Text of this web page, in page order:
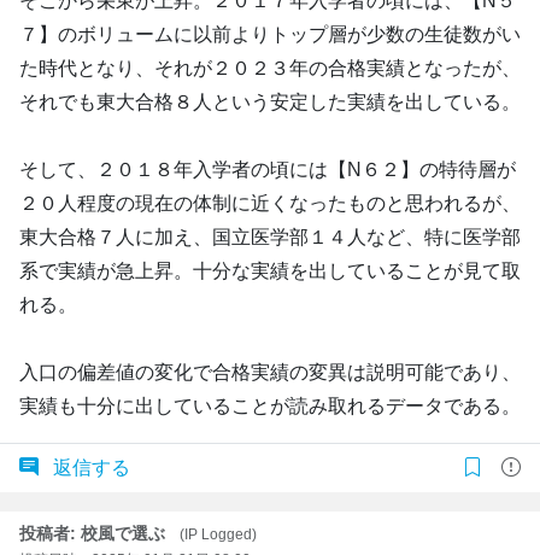
７】のボリュームに以前よりトップ層が少数の生徒数がい
た時代となり、それが２０２３年の合格実績となったが、
それでも東大合格８人という安定した実績を出している。
そして、２０１８年入学者の頃には【N６２】の特待層が
２０人程度の現在の体制に近くなったものと思われるが、
東大合格７人に加え、国立医学部１４人など、特に医学部
系で実績が急上昇。十分な実績を出していることが見て取
れる。
入口の偏差値の変化で合格実績の変異は説明可能であり、
実績も十分に出していることが読み取れるデータである。
返信する
投稿者: 校風で選ぶ
(IP Logged)